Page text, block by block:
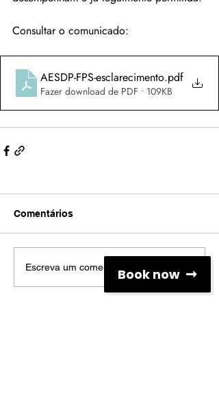
Consultar o comunicado:
AESDP-FPS-esclarecimento.pdf
Fazer download de PDF • 109KB
Comentários
Escreva um comentárioBook now